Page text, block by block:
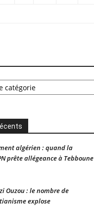
algérien : quand la
prête allégeance à Tebboune
Ouzou : le nombre de
explose